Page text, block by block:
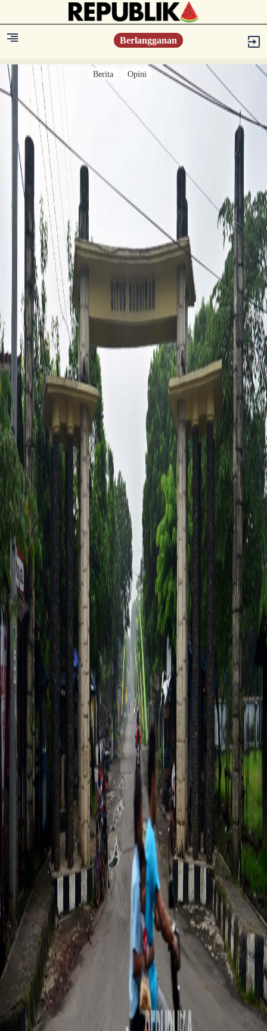
Berlangganan
Berita Opini
Berita
Islam Digest
Hikmah
Opini
Konsultasi Syariah
Resonansi
Sejarah
Lensa
Iqtishodia
Sastra
Literasi Umat